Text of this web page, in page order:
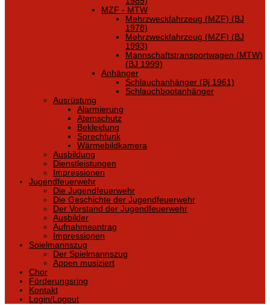
MZF - MTW
Mehrzweckfahrzeug (MZF) (BJ
1978)
Mehrzweckfahrzeug (MZF) (BJ
1993)
Mannschaftstransportwagen (MTW)
(BJ 1999)
Anhänger
Schlauchanhänger (Bj 1961)
Schlauchbootanhänger
Ausrüstung
Alarmierung
Atemschutz
Bekleidung
Sprechfunk
Wärmebildkamera
Ausbildung
Dienstleistungen
Impressionen
Jugendfeuerwehr
Die Jugendfeuerwehr
Die Geschichte der Jugendfeuerwehr
Der Vorstand der Jugendfeuerwehr
Ausbilder
Aufnahmeantrag
Impressionen
Spielmannszug
Der Spielmannszug
Appen musiziert
Chor
Förderungsring
Kontakt
Login/Logout